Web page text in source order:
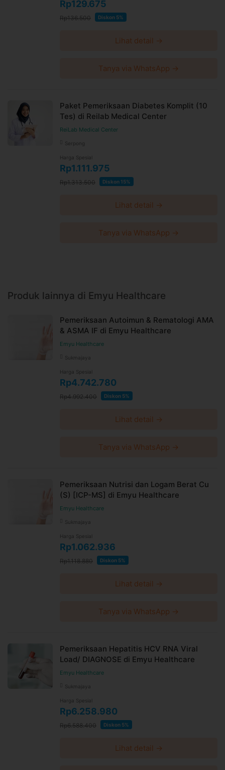
Rp129.675
Rp136.500 Diskon 5%
Lihat detail →
Tanya via WhatsApp →
Paket Pemeriksaan Diabetes Komplit (10
Tes) di Reilab Medical Center
ReiLab Medical Center
Serpong
Harga Spesial
Rp1.111.975
Rp1.313.500 Diskon 15%
Lihat detail →
Tanya via WhatsApp →
Produk lainnya di Emyu Healthcare
Pemeriksaan Autoimun & Rematologi AMA
& ASMA IF di Emyu Healthcare
Emyu Healthcare
Sukmajaya
Harga Spesial
Rp4.742.780
Rp4.992.400 Diskon 5%
Lihat detail →
Tanya via WhatsApp →
Pemeriksaan Nutrisi dan Logam Berat Cu
(S) [ICP-MS] di Emyu Healthcare
Emyu Healthcare
Sukmajaya
Harga Spesial
Rp1.062.936
Rp1.118.880 Diskon 5%
Lihat detail →
Tanya via WhatsApp →
Pemeriksaan Hepatitis HCV RNA Viral
Load/ DIAGNOSE di Emyu Healthcare
Emyu Healthcare
Sukmajaya
Harga Spesial
Rp6.258.980
Rp6.588.400 Diskon 5%
Lihat detail →